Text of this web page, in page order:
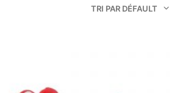
TRI PAR DÉFAULT